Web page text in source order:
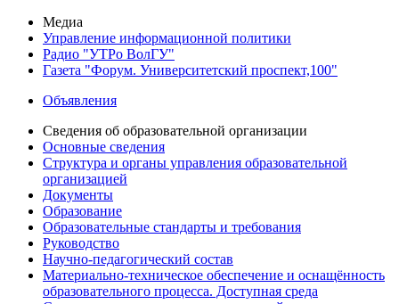
Медиа
Управление информационной политики
Радио "УТРо ВолГУ"
Газета "Форум. Университетский проспект,100"
Объявления
Сведения об образовательной организации
Основные сведения
Структура и органы управления образовательной
организацией
Документы
Образование
Образовательные стандарты и требования
Руководство
Научно-педагогический состав
Материально-техническое обеспечение и оснащённость
образовательного процесса. Доступная среда